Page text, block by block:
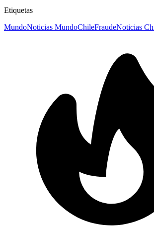
Etiquetas
MundoNoticias MundoChileFraudeNoticias